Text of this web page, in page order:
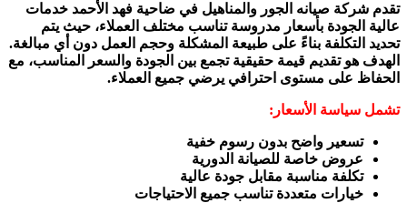
تقدم شركة صيانه الجور والمناهيل في ضاحية فهد الأحمد خدمات
عالية الجودة بأسعار مدروسة تناسب مختلف العملاء، حيث يتم
تحديد التكلفة بناءً على طبيعة المشكلة وحجم العمل دون أي مبالغة.
الهدف هو تقديم قيمة حقيقية تجمع بين الجودة والسعر المناسب، مع
الحفاظ على مستوى احترافي يرضي جميع العملاء.
تشمل سياسة الأسعار:
تسعير واضح بدون رسوم خفية
عروض خاصة للصيانة الدورية
تكلفة مناسبة مقابل جودة عالية
خيارات متعددة تناسب جميع الاحتياجات